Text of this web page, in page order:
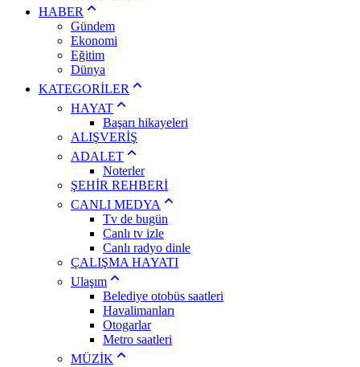
HABER
Gündem
Ekonomi
Eğitim
Dünya
KATEGORİLER
HAYAT
Başarı hikayeleri
ALIŞVERİŞ
ADALET
Noterler
ŞEHİR REHBERİ
CANLI MEDYA
Tv de bugün
Canlı tv izle
Canlı radyo dinle
ÇALIŞMA HAYATI
Ulaşım
Belediye otobüs saatleri
Havalimanları
Otogarlar
Metro saatleri
MÜZİK